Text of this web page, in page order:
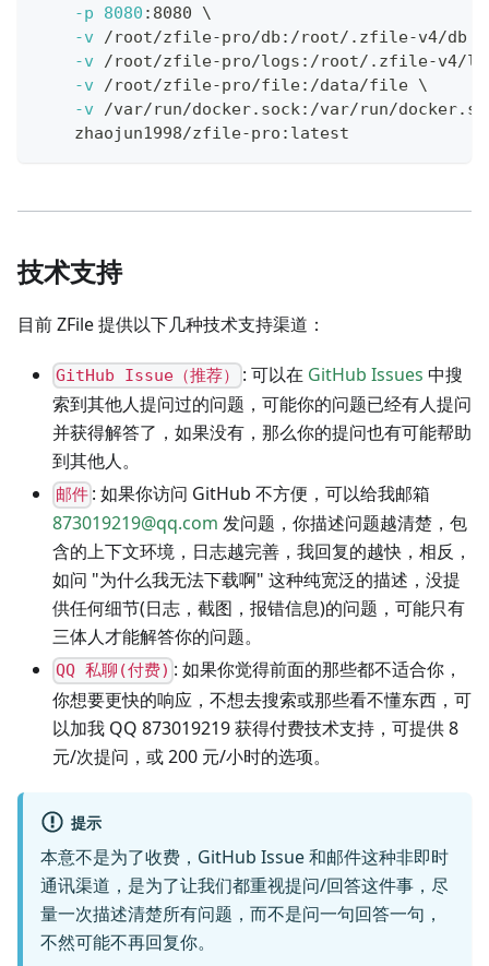
-p
8080 :8080 \
-v /root/zfile-pro/db:/root/.zfile-v4/db
-v /root/zfile-pro/logs:/root/.zfile-v4/
-v /root/zfile-pro/file:/data/file \
-v /var/run/docker.sock:/var/run/
    zhaojun1998/zfile-pro:latest
技术支持
目前 ZFile 提供以下几种技术支持渠道：
GitHub Issue（推荐） : 可以在 GitHub Issues 中搜
索到其他人提问过的问题，可能你的问题已经有人提问
并获得解答了，如果没有，那么你的提问也有可能帮助
到其他人。
邮件 : 如果你访问 GitHub 不方便，可以给我邮箱
873019219@qq.com 发问题，你描述问题越清楚，包
含的上下文环境，日志越完善，我回复的越快，相反，
如问 "为什么我无法下载啊" 这种纯宽泛的描述，没提
供任何细节(日志，截图，报错信息)的问题，可能只有
三体人才能解答你的问题。
QQ 私聊(付费) : 如果你觉得前面的那些都不适合你，
你想要更快的响应，不想去搜索或那些看不懂东西，可
以加我 QQ 873019219 获得付费技术支持，可提供 8
元/次提问，或 200 元/小时的选项。
提示
本意不是为了收费，GitHub Issue 和邮件这种非即时
通讯渠道，是为了让我们都重视提问/回答这件事，尽
量一次描述清楚所有问题，而不是问一句回答一句，
不然可能不再回复你。